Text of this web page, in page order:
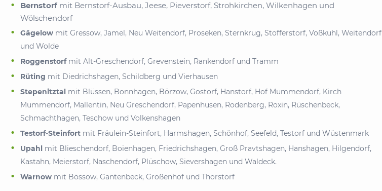
Bernstorf mit Bernstorf-Ausbau, Jeese, Pieverstorf, Strohkirchen, Wilkenhagen und
Wölschendorf
Gägelow mit Gressow, Jamel, Neu Weitendorf, Proseken, Sternkrug, Stofferstorf, Voßkuhl, Weitendorf
und Wolde
Roggenstorfmit Alt-Greschendorf, Grevenstein, Rankendorf und Tramm
Rüting mit Diedrichshagen, Schildberg und Vierhausen
Stepenitztal mit Blüssen, Bonnhagen, Börzow, Gostorf, Hanstorf, Hof Mummendorf, Kirch
Mummendorf, Mallentin, Neu Greschendorf, Papenhusen, Rodenberg, Roxin, Rüschenbeck,
Schmachthagen, Teschow und Volkenshagen
Testorf-Steinfort mit Fräulein-Steinfort, Harmshagen, Schönhof, Seefeld, Testorf und Wüstenmark
Upahl mit Blieschendorf, Boienhagen, Friedrichshagen, Groß Pravtshagen, Hanshagen, Hilgendorf,
Kastahn, Meierstorf, Naschendorf, Plüschow, Sievershagen und Waldeck.
Warnow mit Bössow, Gantenbeck, Großenhof und Thorstorf